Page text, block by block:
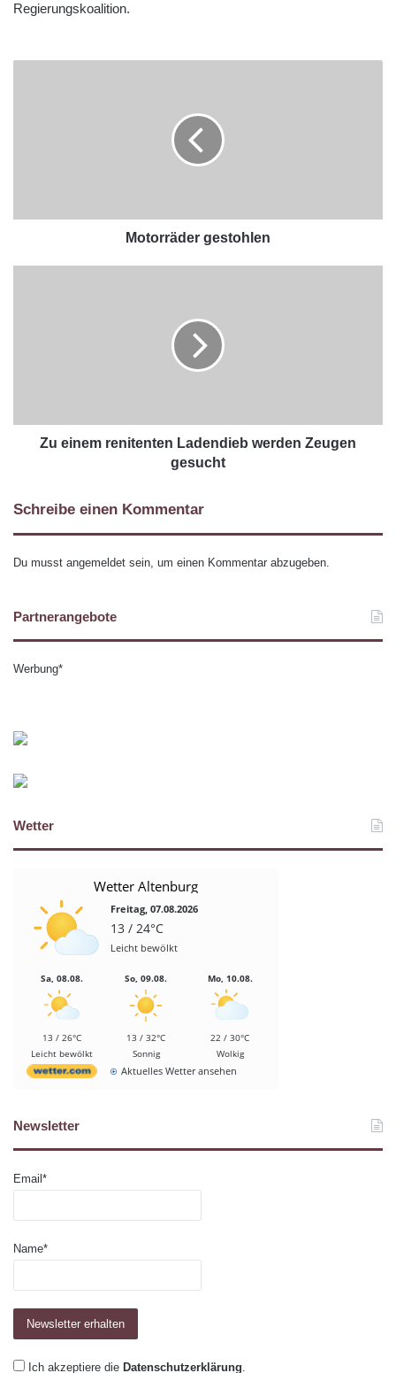
Regierungskoalition.
Motorräder gestohlen
Zu einem renitenten Ladendieb werden Zeugen
gesucht
Schreibe einen Kommentar
Du musst angemeldet sein, um einen Kommentar abzugeben.
Partnerangebote
Werbung*
Wetter
Wetter Altenburg
Freitag, 07.08.2026
13 / 24°C
Leicht bewölkt
Sa, 08.08.
13 / 26°C
Leicht bewölkt
So, 09.08.
13 / 32°C
Sonnig
Mo, 10.08.
22 / 30°C
Wolkig
Aktuelles Wetter ansehen
Newsletter
Email*
Name*
Ich akzeptiere die Datenschutzerklärung.